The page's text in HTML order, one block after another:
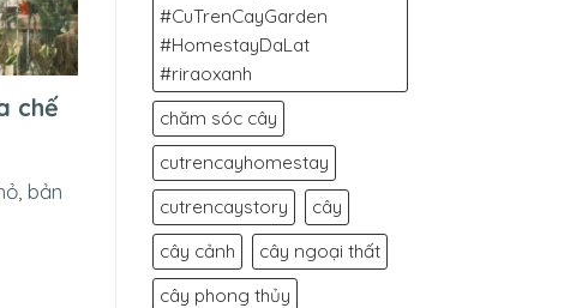
chế
bản
#CuTrenCayGarden
#HomestayDaLat
#riraoxanh
chăm sóc cây
cutrencayhomestay
cutrencaystory
cây
cây cảnh
cây ngoại thất
cây phong thủy